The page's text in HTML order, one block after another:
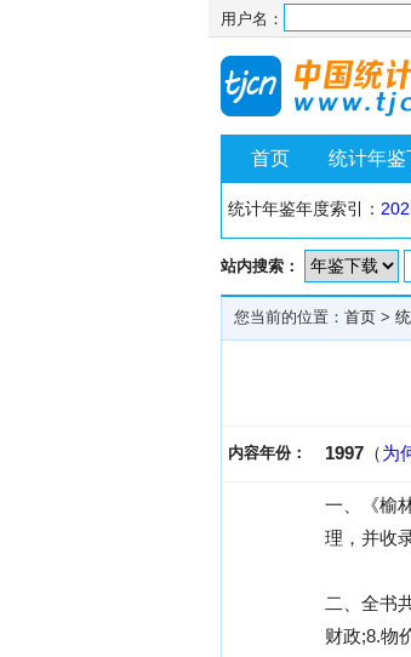
用户名：
首页 统计年鉴
统计年鉴年度索引：
站内搜索：
您当前的位置： 首页 >
内容年份： 1997 （为
一、《榆
理，并收
二、全书
财政;8.物